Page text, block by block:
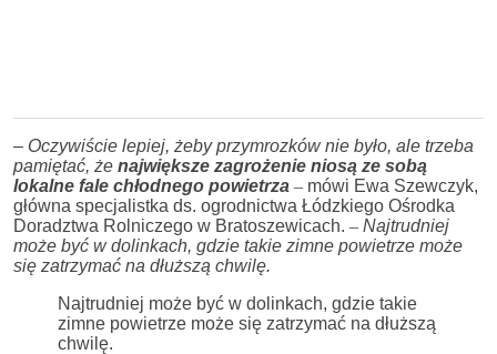
– Oczywiście lepiej, żeby przymrozków nie było, ale trzeba
pamiętać, że największe zagrożenie niosą ze sobą
lokalne fale chłodnego powietrza – mówi Ewa Szewczyk,
główna specjalistka ds. ogrodnictwa Łódzkiego Ośrodka
Doradztwa Rolniczego w Bratoszewicach. – Najtrudniej
może być w dolinkach, gdzie takie zimne powietrze może
się zatrzymać na dłuższą chwilę.
Najtrudniej może być w dolinkach, gdzie takie
zimne powietrze może się zatrzymać na dłuższą
chwilę.